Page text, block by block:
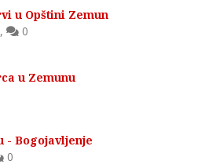
u Opštini Zemun
, 0
u Zemunu
- Bogojavljenje
0